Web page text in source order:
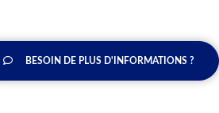
BESOIN DE PLUS D'INFORMATIONS ?